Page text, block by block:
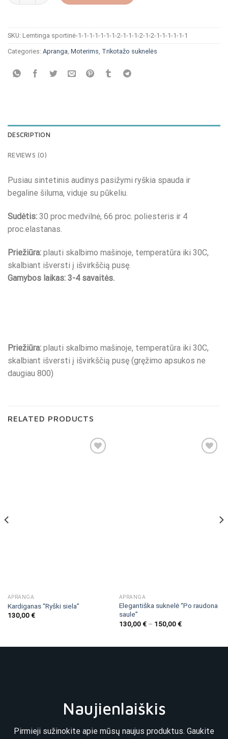
SKU: Lemtinga sportinė-1-1-1-1-1-1-1-2-1-1-1-2-1-2-1-1-1-1-1-1
Categories: Apranga, Moterims, Trikotažo suknelės
DESCRIPTION
REVIEWS (0)
Pusiau sintetinis audinys pasižymi ryškia spauda ir
begaline šiluma, viduje su pūkeliu.
Sudėtis: 30 proc medvilnė, 66 proc. poliesteris ir 4
proc.elastanas.
Priežiūra: plauti skalbimo mašinoje, temperatūra iki 30C,
skalbiant išversti į išvirkščią pusę.
Gamybos laikas: 3-4 savaitės.
Priežiūra: plauti skalbimo mašinoje, temperatūra iki 30C,
skalbiant išversti į išvirkščią pusę (gręžimo apsukos ne
daugiau 800)
RELATED PRODUCTS
APRANGA
Kardiganas “Ryški siela”
130,00€
APRANGA
Elegantiška suknelė “Po raudona
saule”
130,00€– 150,00€
Naujienlaiškis
Pirmieji sužinokite apie mūsų naujus produktus. Gaukite